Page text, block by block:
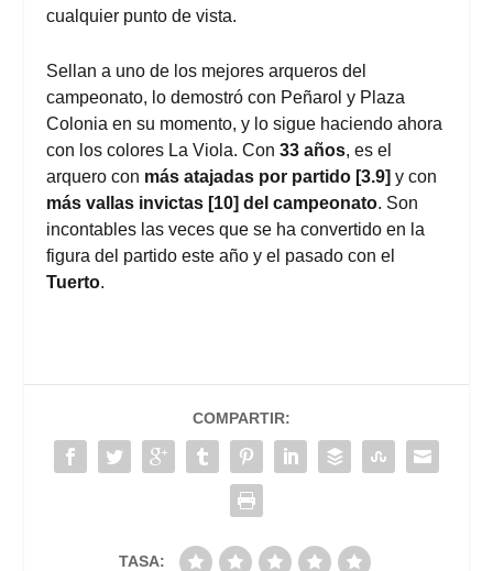
cualquier punto de vista.
Sellan a uno de los mejores arqueros del
campeonato, lo demostró con Peñarol y Plaza
Colonia en su momento, y lo sigue haciendo ahora
con los colores La Viola. Con33 años, es el
arquero con más atajadas por partido [3.9] y con
más vallas invictas [10] del campeonato. Son
incontables las veces que se ha convertido en la
figura del partido este año y el pasado con el
Tuerto.
COMPARTIR:
TASA: